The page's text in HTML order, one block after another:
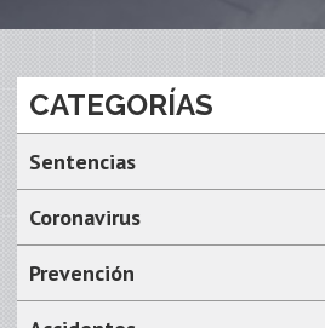
CATEGORÍAS
Sentencias
Coronavirus
Prevención